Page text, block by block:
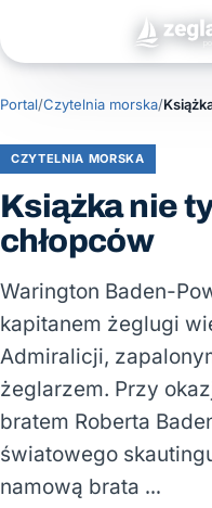
Portal/Czytelnia morska/
CZYTELNIA MORSKA
Książka nie
chłopców
Warington Baden-
kapitanem żeglugi
Admiralicji,
żeglarzem. Przy
bratem Roberta
światowego
namową brata …